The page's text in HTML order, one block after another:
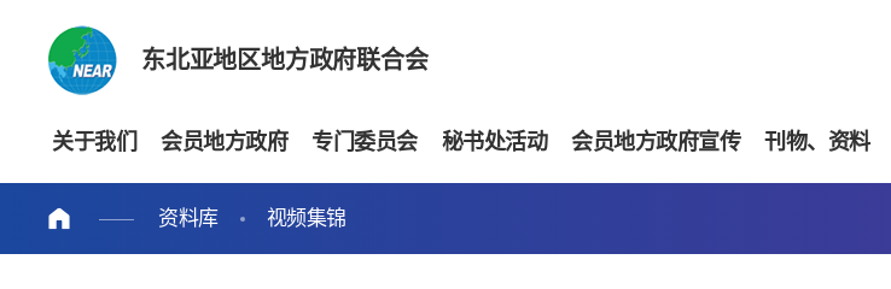
东北亚地区地方政府联合会
关于我们 会员地方政府 专门委员会 秘书处活动 会员地方政府宣传 刊物、资料
资料库 视频集锦